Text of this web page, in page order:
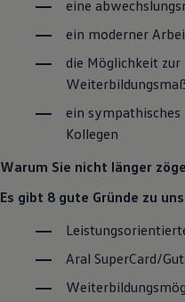
Motorenöl
Räder und
Pannen-
Economy
Volkswagen
Zubehör
Schutz und
Transport
Wallbox und
Digitale Extras
Dienste für
Volkswagen
Handy und
Updates für
Über Ihr Auto
eine
ein moderner
die Möglichkeit zur
ein sympathisches
Kollegen
Warum Sie nicht länger
Es gibt 8 gute Gründe zu
Aral SuperCard/